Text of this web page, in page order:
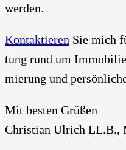
wer­den.
Kon­tak­tie­ren Sie mich
tung rund um
mie­rung und
Mit bes­ten Grü­ßen
Chris­ti­an Ulrich LL.B.,